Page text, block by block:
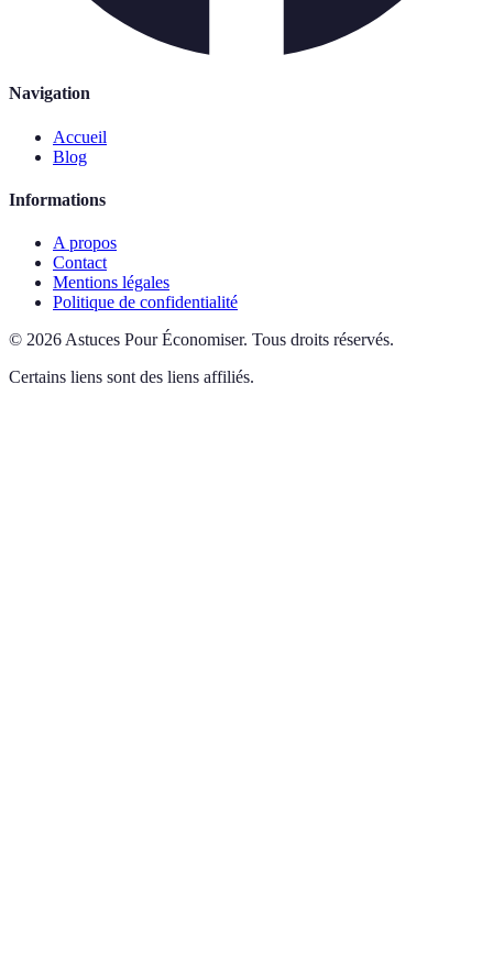
Navigation
Accueil
Blog
Informations
A propos
Contact
Mentions légales
Politique de confidentialité
© 2026 Astuces Pour Économiser. Tous droits réservés.
Certains liens sont des liens affiliés.